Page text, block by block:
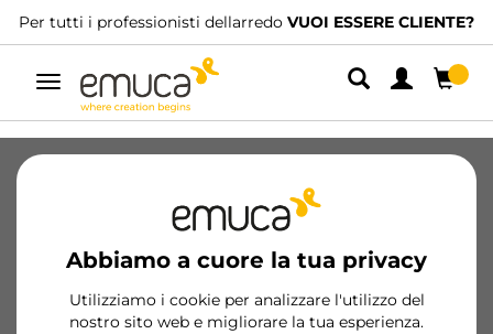
Per tutti i professionisti dellarredo VUOI ESSERE CLIENTE?
Navigazione
Abbiamo a cuore la tua privacy
Utilizziamo i cookie per analizzare l'utilizzo del
nostro sito web e migliorare la tua esperienza.
Cerniere
Scorrevoli Cucina